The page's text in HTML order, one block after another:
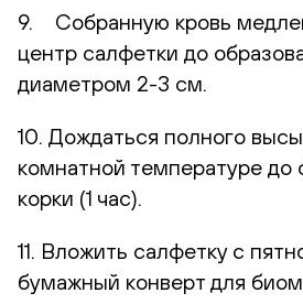
9. Собранную кровь
центр салфетки до
диаметром 2-3 см.
10. Дождаться полного
комнатной температуре до
корки (1 час).
11. Вложить салфетку с
бумажный конверт для